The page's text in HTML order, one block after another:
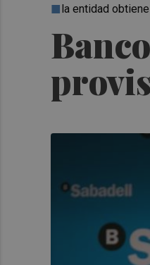
la entidad